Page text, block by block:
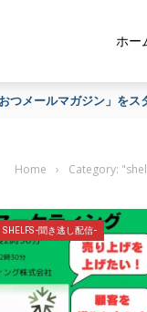
ホー
おつメールマガジン」を
Home › Category:
SHELFS-聞き逃し配信-